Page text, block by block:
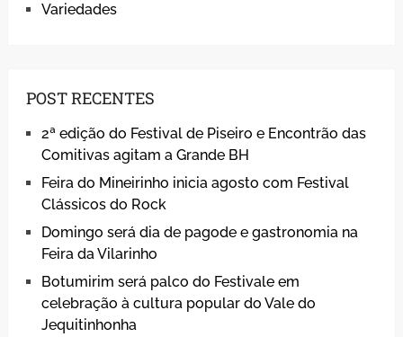
Variedades
POST RECENTES
2ª edição do Festival de Piseiro e Encontrão das
Comitivas agitam a Grande BH
Feira do Mineirinho inicia agosto com Festival
Clássicos do Rock
Domingo será dia de pagode e gastronomia na
Feira da Vilarinho
Botumirim será palco do Festivale em
celebração à cultura popular do Vale do
Jequitinhonha